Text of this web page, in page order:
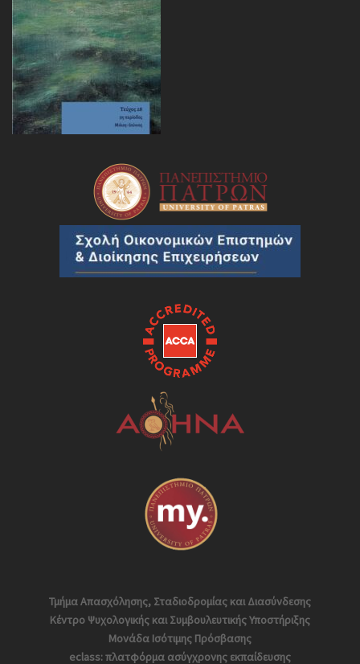
Τμήμα Απασχόλησης, Σταδιοδρομίας και Διασύνδεσης
Κέντρο Ψυχολογικής και Συμβουλευτικής Υποστήριξης
Μονάδα Ισότιμης Πρόσβασης
eclass: πλατφόρμα ασύγχρονης εκπαίδευσης